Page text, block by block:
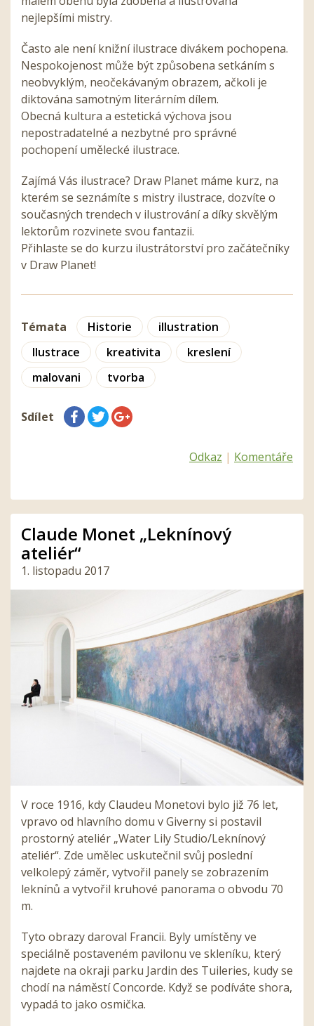
nejlepšími mistry.
Často ale není knižní ilustrace divákem pochopena.
Nespokojenost může být způsobena setkáním s
neobvyklým, neočekávaným obrazem, ačkoli je
diktována samotným literárním dílem.
Obecná kultura a estetická výchova jsou
nepostradatelné a nezbytné pro správné
pochopení umělecké ilustrace.
Zajímá Vás ilustrace? Draw Planet máme kurz, na
kterém se seznámíte s mistry ilustrace, dozvíte o
současných trendech v ilustrování a díky skvělým
lektorům rozvinete svou fantazii.
Přihlaste se do kurzu ilustrátorství pro začátečníky
v Draw Planet!
Témata Historie
illustration
Ilustrace
kreativita
kreslení
malovani
tvorba
Sdílet
Odkaz | Komentáře
Claude Monet „Leknínový
ateliér“
1. listopadu 2017
V roce 1916, kdy Claudeu Monetovi bylo již 76 let,
vpravo od hlavního domu v Giverny si postavil
prostorný ateliér „Water Lily Studio/Leknínový
ateliér“. Zde umělec uskutečnil svůj poslední
velkolepý záměr, vytvořil panely se zobrazením
leknínů a vytvořil kruhové panorama o obvodu 70
m.
Tyto obrazy daroval Francii. Byly umístěny ve
speciálně postaveném pavilonu ve skleníku, který
najdete na okraji parku Jardin des Tuileries, kudy se
chodí na náměstí Concorde. Když se podíváte shora,
vypadá to jako osmička.